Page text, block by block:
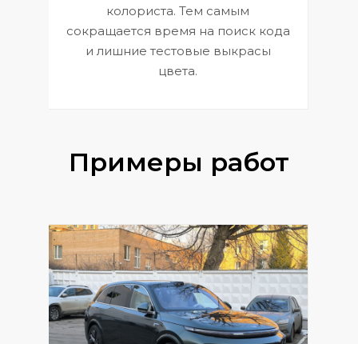
колориста. Тем самым
сокращается время на поиск кода
и лишние тестовые выкрасы
цвета.
Примеры работ